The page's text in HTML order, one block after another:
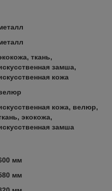
ткань,
замша,
кожа
кожа, велюр,
экокожа,
замша
мм
мм